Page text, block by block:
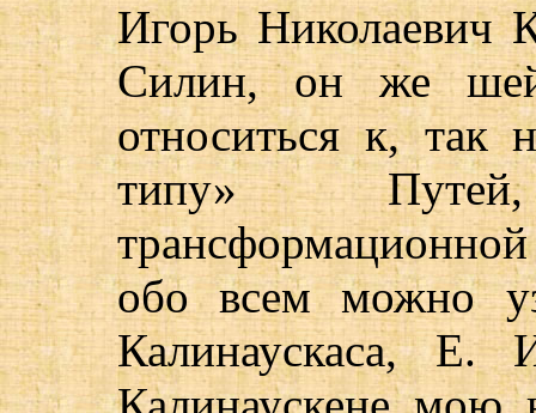
Игорь Николаевич
Силин, он же
относиться к, так
типу»
обо всем можно
Калинаускаса,